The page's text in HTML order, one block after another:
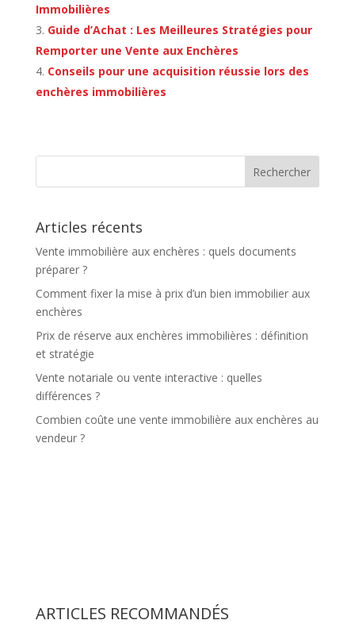
Immobilières
Guide d’Achat : Les Meilleures Stratégies pour
Remporter une Vente aux Enchères
Conseils pour une acquisition réussie lors des
enchères immobilières
Articles récents
Vente immobilière aux enchères : quels documents
préparer ?
Comment fixer la mise à prix d’un bien immobilier aux
enchères
Prix de réserve aux enchères immobilières : définition
et stratégie
Vente notariale ou vente interactive : quelles
différences ?
Combien coûte une vente immobilière aux enchères au
vendeur ?
ARTICLES RECOMMANDÉS